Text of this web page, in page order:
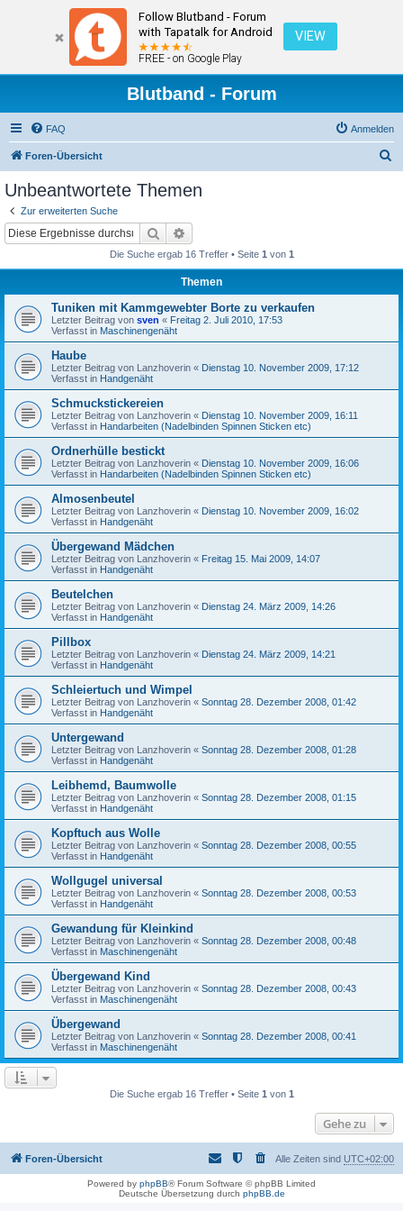
Follow Blutband - Forum
with Tapatalk for Android
FREE - on Google Play
VIEW
Blutband - Forum
FAQ Anmelden
Foren-Übersicht
Unbeantwortete Themen
Zur erweiterten Suche
Suche
Die Suche ergab 16 Treffer • Seite 1 von 1
Themen
Tuniken mit Kammgewebter Borte zu verkaufen
Letzter Beitrag von sven « Freitag 2. Juli 2010, 17:53
Verfasst in Maschinengenäht
Haube
Letzter Beitrag von Lanzhoverin « Dienstag 10. November 2009, 17:12
Verfasst in Handgenäht
Schmuckstickereien
Letzter Beitrag von Lanzhoverin « Dienstag 10. November 2009, 16:11
Verfasst in Handarbeiten (Nadelbinden Spinnen Sticken etc)
Ordnerhülle bestickt
Letzter Beitrag von Lanzhoverin « Dienstag 10. November 2009, 16:06
Verfasst in Handarbeiten (Nadelbinden Spinnen Sticken etc)
Almosenbeutel
Letzter Beitrag von Lanzhoverin « Dienstag 10. November 2009, 16:02
Verfasst in Handgenäht
Übergewand Mädchen
Letzter Beitrag von Lanzhoverin « Freitag 15. Mai 2009, 14:07
Verfasst in Handgenäht
Beutelchen
Letzter Beitrag von Lanzhoverin « Dienstag 24. März 2009, 14:26
Verfasst in Handgenäht
Pillbox
Letzter Beitrag von Lanzhoverin « Dienstag 24. März 2009, 14:21
Verfasst in Handgenäht
Schleiertuch und Wimpel
Letzter Beitrag von Lanzhoverin « Sonntag 28. Dezember 2008, 01:42
Verfasst in Handgenäht
Untergewand
Letzter Beitrag von Lanzhoverin « Sonntag 28. Dezember 2008, 01:28
Verfasst in Handgenäht
Leibhemd, Baumwolle
Letzter Beitrag von Lanzhoverin « Sonntag 28. Dezember 2008, 01:15
Verfasst in Handgenäht
Kopftuch aus Wolle
Letzter Beitrag von Lanzhoverin « Sonntag 28. Dezember 2008, 00:55
Verfasst in Handgenäht
Wollgugel universal
Letzter Beitrag von Lanzhoverin « Sonntag 28. Dezember 2008, 00:53
Verfasst in Handgenäht
Gewandung für Kleinkind
Letzter Beitrag von Lanzhoverin « Sonntag 28. Dezember 2008, 00:48
Verfasst in Maschinengenäht
Übergewand Kind
Letzter Beitrag von Lanzhoverin « Sonntag 28. Dezember 2008, 00:43
Verfasst in Maschinengenäht
Übergewand
Letzter Beitrag von Lanzhoverin « Sonntag 28. Dezember 2008, 00:41
Verfasst in Maschinengenäht
Die Suche ergab 16 Treffer • Seite 1 von 1
Gehe zu
Foren-Übersicht Alle Zeiten sind UTC+02:00
Powered by phpBB® Forum Software © phpBB Limited
Deutsche Übersetzung durch phpBB.de